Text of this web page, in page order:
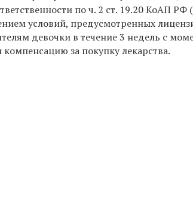
по ч. 2 ст. 19.20 КоАП РФ
условий, предусмотренных
девочки в течение 3 недель с
за покупку лекарства.